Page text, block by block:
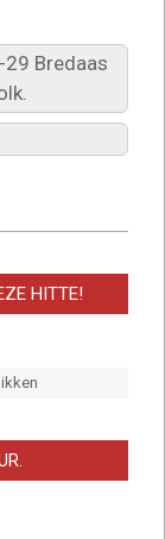
Bredaas
HITTE!